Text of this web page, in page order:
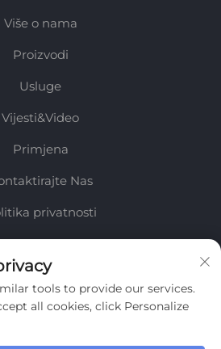
Više o nama
Proizvodi
Usluge
Vijesti&Video
Primjena
Nas
privatnosti
našeg tjednog biltena
tools to provide our services.
all cookies, click Personalize